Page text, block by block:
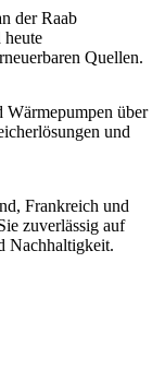
der Raab
heute
Quellen.
über
und
Frankreich und
zuverlässig auf
Nachhaltigkeit.